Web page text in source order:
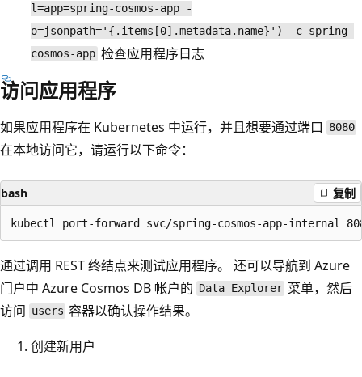
l=app=spring-cosmos-app -
o=jsonpath='{.items[0].metadata.name}') -c spring-
cosmos-app 检查应用程序日志
访问应用程序
如果应用程序在 Kubernetes 中运行，并且想要通过端口 8080
在本地访问它，请运行以下命令：
bash 复制
通过调用 REST 终结点来测试应用程序。 还可以导航到 Azure
门户中 Azure Cosmos DB 帐户的 Data Explorer 菜单，然后
访问 users 容器以确认操作结果。
创建新用户